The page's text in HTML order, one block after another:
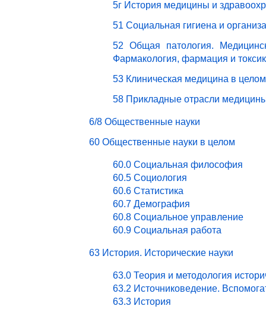
5г История медицины и
51 Социальная гигиена и
52 Общая патология.
Фармакология, фармация и
53 Клиническая медицина в целом
58 Прикладные отрасли
6/8 Общественные науки
60 Общественные науки в целом
60.0 Социальная философия
60.5 Социология
60.6 Статистика
60.7 Демография
60.8 Социальное управление
60.9 Социальная работа
63 История. Исторические науки
63.0 Теория и методология
63.2 Источниковедение.
63.3 История